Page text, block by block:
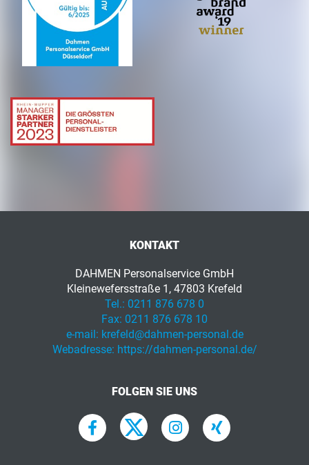
KONTAKT
DAHMEN Personalservice GmbH
Kleinewefersstraße 1, 47803 Krefeld
Tel.: 0211 876 678 0
Fax: 0211 876 678 10
e-mail: krefeld@dahmen-personal.de
Webadresse: https://dahmen-personal.de/
FOLGEN SIE UNS